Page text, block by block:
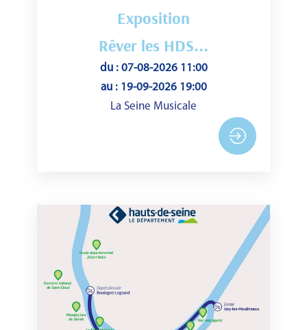
Exposition
Rêver les HDS...
du : 07-08-2026 11:00
au : 19-09-2026 19:00
La Seine Musicale